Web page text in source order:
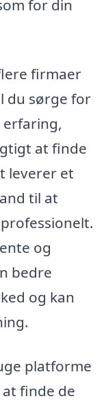
for din
firmaer
du sørge for
erfaring,
at finde
leverer et
til at
og
bedre
og kan
platforme
finde de